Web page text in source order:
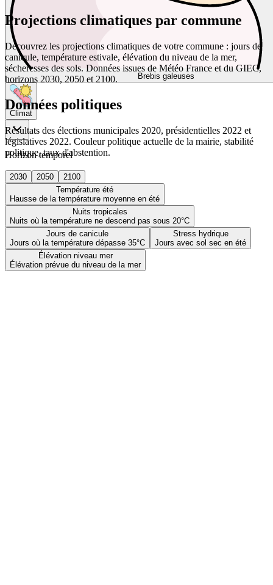
Brebis galeuses
Climat
Horizon temporel
2030 2050
2100
Température été
Hausse de la température moyenne en été
Nuits tropicales
Nuits où la température ne descend pas sous 20°C
Jours de canicule
Jours où la température dépasse 35°C
Stress hydrique
Jours avec sol sec en été
Élévation niveau mer
Élévation prévue du niveau de la mer
Projections climatiques par commune
Découvrez les projections climatiques de votre commune : jours de
canicule, température estivale, élévation du niveau de la mer,
sécheresses des sols. Données issues de Météo France et du GIEC,
horizons 2030, 2050 et 2100.
Données politiques
Résultats des élections municipales 2020, présidentielles 2022 et
législatives 2022. Couleur politique actuelle de la mairie, stabilité
politique, taux d'abstention.